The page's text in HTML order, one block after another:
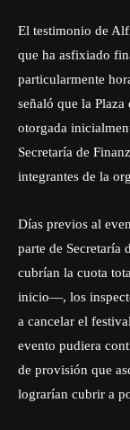
El testimonio de
que ha asfixiado
particularmente
señaló que la
otorgada
Secretaría de
integrantes de la
Días previos al
parte de Secretaría
cubrían la cuota
inicio—, los
a cancelar el
evento pudiera
de provisión que
lograrían cubrir a